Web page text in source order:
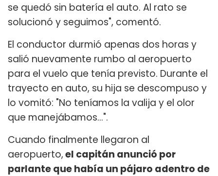
se quedó sin batería el auto. Al rato se
solucionó y seguimos", comentó.
El conductor durmió apenas dos horas y
salió nuevamente rumbo al aeropuerto
para el vuelo que tenía previsto. Durante el
trayecto en auto, su hija se descompuso y
lo vomitó: "No teníamos la valija y el olor
que manejábamos...".
Cuando finalmente llegaron al
aeropuerto,el capitán anunció por
parlante que había un pájaro adentro de